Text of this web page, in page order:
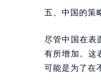
五、中国的策
尽管中国在表
有所增加。这
可能是为了在